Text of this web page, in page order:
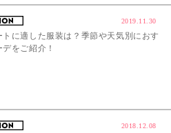
2019.11.30
トに適した服装は？季節や天気別におす
をご紹介！
2018.12.08